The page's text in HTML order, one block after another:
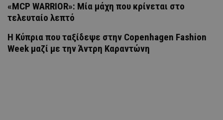
«MCP WARRIOR»: Μία μάχη που κρίνεται στο
τελευταίο λεπτό
Η Κύπρια που ταξίδεψε στην Copenhagen Fashion
Week μαζί με την Άντρη Καραντώνη